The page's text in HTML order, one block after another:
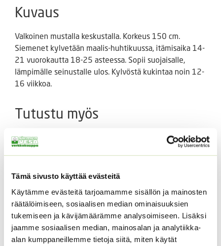
Tämä sivusto käyttää evästeitä
Käytämme evästeitä tarjoamamme sisällön ja mainosten
räätälöimiseen, sosiaalisen median ominaisuuksien
tukemiseen ja kävijämäärämme analysoimiseen. Lisäksi
jaamme sosiaalisen median, mainosalan ja analytiikka-
alan kumppaneillemme tietoja siitä, miten käytät
Kuvaus
Valkoinen mustalla keskustalla. Korkeus 150 cm.
Siemenet kylvetään maalis-huhtikuussa, itämisaika 14-
21 vuorokautta 18-25 asteessa. Sopii suojaisalle,
lämpimälle seinustalle ulos. Kylvöstä kukintaa noin 12-
16 viikkoa.
Tutustu myös
Kääpiöauringonkukka
Tuoksuherne Little